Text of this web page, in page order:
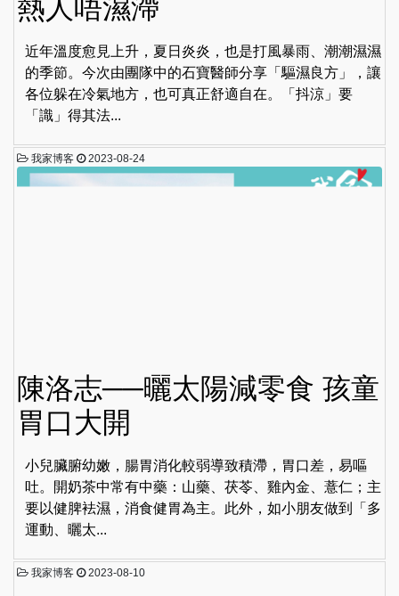
熱人唔濕滯
近年溫度愈見上升，夏日炎炎，也是打風暴雨、潮潮濕濕
的季節。今次由團隊中的石寶醫師分享「驅濕良方」，讓
各位躲在冷氣地方，也可真正舒適自在。「抖涼」要
「識」得其法...
我家博客 2023-08-24
陳洛志──曬太陽減零食 孩童
胃口大開
小兒臟腑幼嫩，腸胃消化較弱導致積滯，胃口差，易嘔
吐。開奶茶中常有中藥：山藥、茯苓、雞內金、薏仁；主
要以健脾袪濕，消食健胃為主。此外，如小朋友做到「多
運動、曬太...
我家博客 2023-08-10